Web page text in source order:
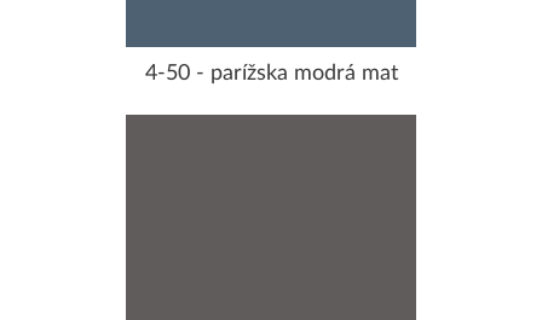
4-50 - parížska modrá mat